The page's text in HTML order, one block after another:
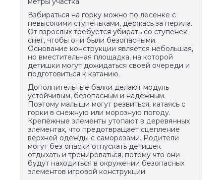
Взбираться на горку можно по лесенке с
невысокими ступеньками, держась за перила.
От взрослых требуется убирать со ступенек
снег, чтобы они были безопасными.
Основание конструкции является небольшая,
но вместительная площадка, на которой
детишки могут дожидаться своей очереди и
подготовиться к катанию.
Дополнительные балки делают модуль
устойчивым, безопасным и надёжным.
Поэтому малыши могут резвиться, катаясь с
горки в снежную или морозную погоду.
Крепёжные элементы утопают в деревянных
элементах, что предотвращает сцепление
верхней одежды с саморезами. Родители
могут без опаски отпускать детишек
отдыхать и тренироваться, потому что они
будут находиться в окружении безопасных
элементов игровой конструкции.